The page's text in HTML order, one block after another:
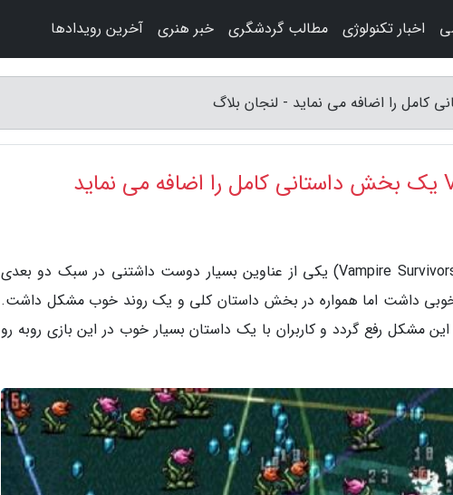
به گزارش لنجان بلاگ، بازی ومپایر سروایورز (Vampire Survivors) یکی از عناوین بسیار دوست داشتنی در سبک دو بعدی
خوبی داشت اما همواره در بخش داستان کلی و یک روند خوب مشکل داشت.
مشکل رفع گردد و کاربران با یک داستان بسیار خوب در این بازی روبه رو
اخبار تکنولوژی مطالب گردشگری خبر هنری آخرین رویدادها